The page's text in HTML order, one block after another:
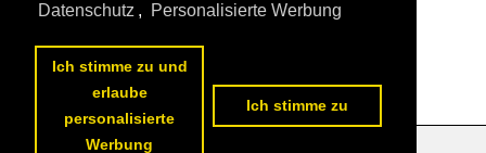
Datenschutz , Personalisierte Werbung
Ich stimme zu und
erlaube
personalisierte
Werbung
Ich stimme zu